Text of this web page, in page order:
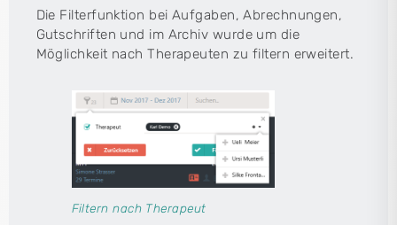
Die Filterfunktion bei Aufgaben, Abrechnungen,
Gutschriften und im Archiv wurde um die
Möglichkeit nach Therapeuten zu filtern erweitert.
Filtern nach Therapeut